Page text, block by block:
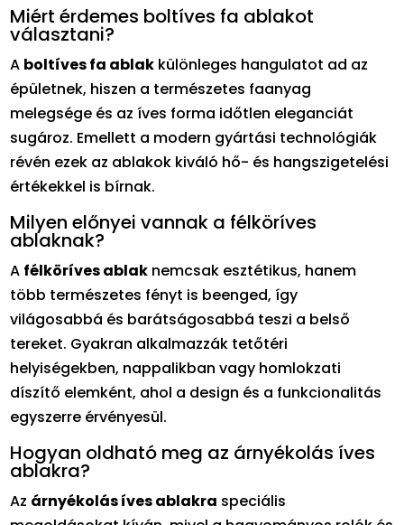
Miért érdemes boltíves fa ablakot
választani?
A boltíves fa ablak különleges hangulatot ad az
épületnek, hiszen a természetes faanyag
melegsége és az íves forma időtlen eleganciát
sugároz. Emellett a modern gyártási technológiák
révén ezek az ablakok kiváló hő- és hangszigetelési
értékekkel is bírnak.
Milyen előnyei vannak a félköríves
ablaknak?
A félköríves ablak nemcsak esztétikus, hanem
több természetes fényt is beenged, így
világosabbá és barátságosabbá teszi a belső
tereket. Gyakran alkalmazzák tetőtéri
helyiségekben, nappalikban vagy homlokzati
díszítő elemként, ahol a design és a funkcionalitás
egyszerre érvényesül.
Hogyan oldható meg az árnyékolás íves
ablakra?
Az árnyékolás íves ablakra speciális